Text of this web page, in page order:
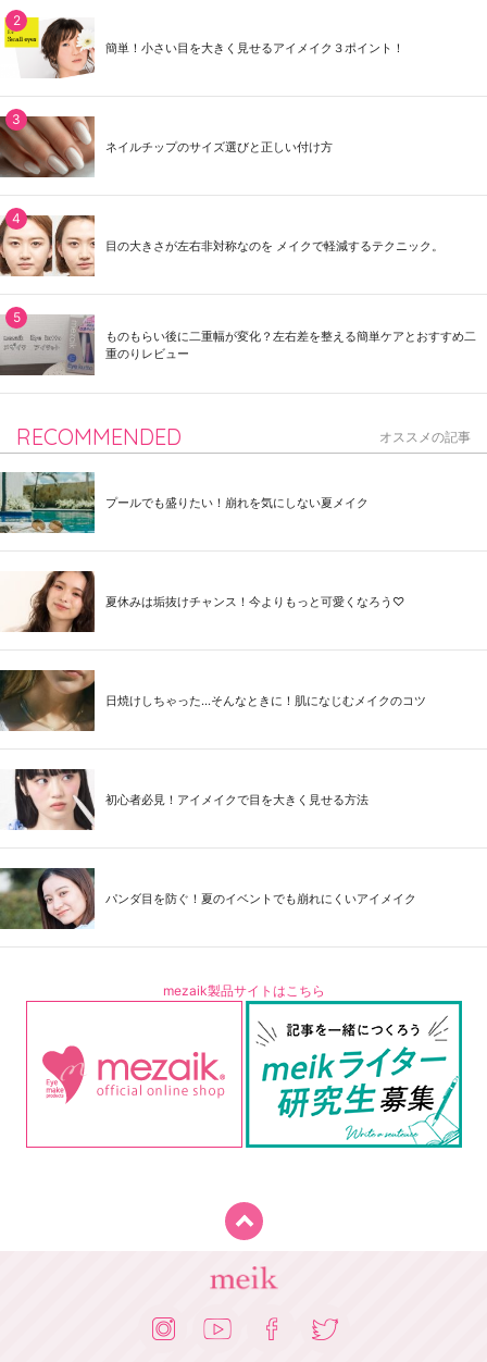
簡単！小さい目を大きく見せるアイメイク３ポイント！
ネイルチップのサイズ選びと正しい付け方
目の大きさが左右非対称なのを メイクで軽減するテクニック。
ものもらい後に二重幅が変化？左右差を整える簡単ケアとおすすめ二
重のりレビュー
RECOMMENDED オススメの記事
プールでも盛りたい！崩れを気にしない夏メイク
夏休みは垢抜けチャンス！今よりもっと可愛くなろう♡
日焼けしちゃった...そんなときに！肌になじむメイクのコツ
初心者必見！アイメイクで目を大きく見せる方法
パンダ目を防ぐ！夏のイベントでも崩れにくいアイメイク
mezaik製品サイトはこちら